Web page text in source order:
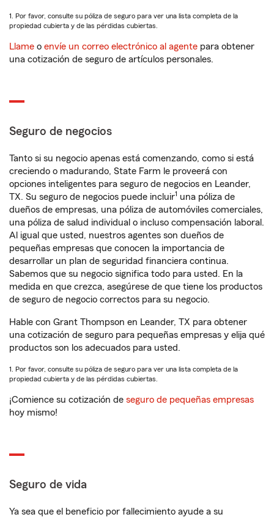
1. Por favor, consulte su póliza de seguro para ver una lista completa de la
propiedad cubierta y de las pérdidas cubiertas.
Llame o envíe un correo electrónico al agente para obtener
una cotización de seguro de artículos personales.
Seguro de negocios
Tanto si su negocio apenas está comenzando, como si está
creciendo o madurando, State Farm le proveerá con
opciones inteligentes para seguro de negocios en Leander,
TX. Su seguro de negocios puede incluir1 una póliza de
dueños de empresas, una póliza de automóviles comerciales,
una póliza de salud individual o incluso compensación laboral.
Al igual que usted, nuestros agentes son dueños de
pequeñas empresas que conocen la importancia de
desarrollar un plan de seguridad financiera continua.
Sabemos que su negocio significa todo para usted. En la
medida en que crezca, asegúrese de que tiene los productos
de seguro de negocio correctos para su negocio.
Hable con Grant Thompson en Leander, TX para obtener
una cotización de seguro para pequeñas empresas y elija qué
productos son los adecuados para usted.
1. Por favor, consulte su póliza de seguro para ver una lista completa de la
propiedad cubierta y de las pérdidas cubiertas.
¡Comience su cotización de seguro de pequeñas empresas
hoy mismo!
Seguro de vida
Ya sea que el beneficio por fallecimiento ayude a su